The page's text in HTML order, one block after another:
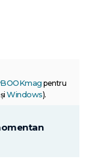
pentru
și Windows).